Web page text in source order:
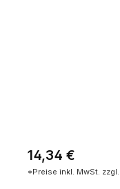
Regulärer Preis:
14,34 €
*Preise inkl. MwSt.